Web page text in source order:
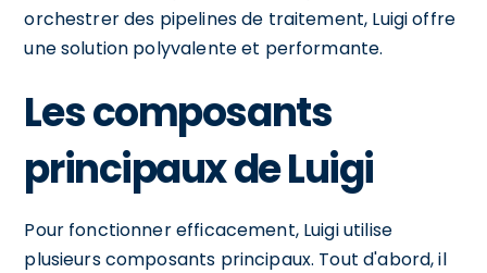
orchestrer des pipelines de traitement, Luigi offre
une solution polyvalente et performante.
Les composants
principaux de Luigi
Pour fonctionner efficacement, Luigi utilise
plusieurs composants principaux. Tout d'abord, il